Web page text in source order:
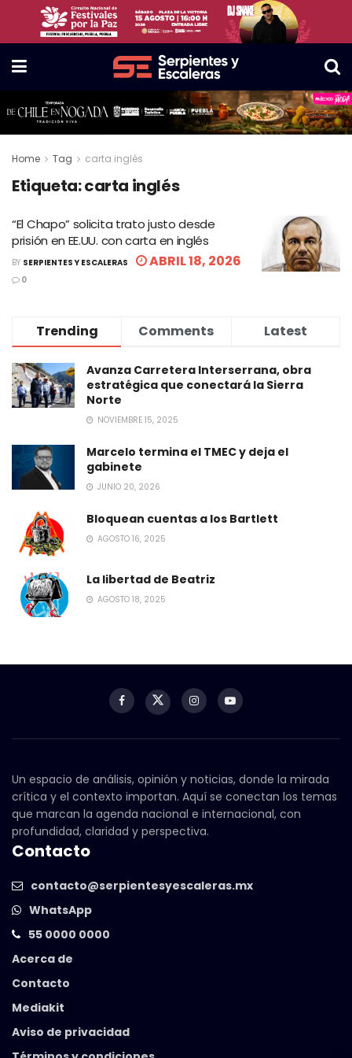
Home Tag carta inglés
Etiqueta:carta inglés
“El Chapo” solicita trato justo desde
prisión en EE.UU. con carta en inglés
BY SERPIENTES Y ESCALERAS ABRIL 18, 2026
0
Trending Comments Latest
Avanza Carretera Interserrana, obra
estratégica que conectará la Sierra
Norte
NOVIEMBRE 15, 2025
Marcelo termina el TMEC y deja el
gabinete
JUNIO 20, 2026
Bloquean cuentas a los Bartlett
AGOSTO 16, 2025
La libertad de Beatriz
AGOSTO 18, 2025
Un espacio de análisis, opinión y noticias, donde la mirada
crítica y el contexto importan. Aquí se conectan los temas
que marcan la agenda nacional e internacional, con
profundidad, claridad y perspectiva.
Contacto
contacto@serpientesyescaleras.mx
WhatsApp
55 0000 0000
Acerca de
Contacto
Mediakit
Aviso de privacidad